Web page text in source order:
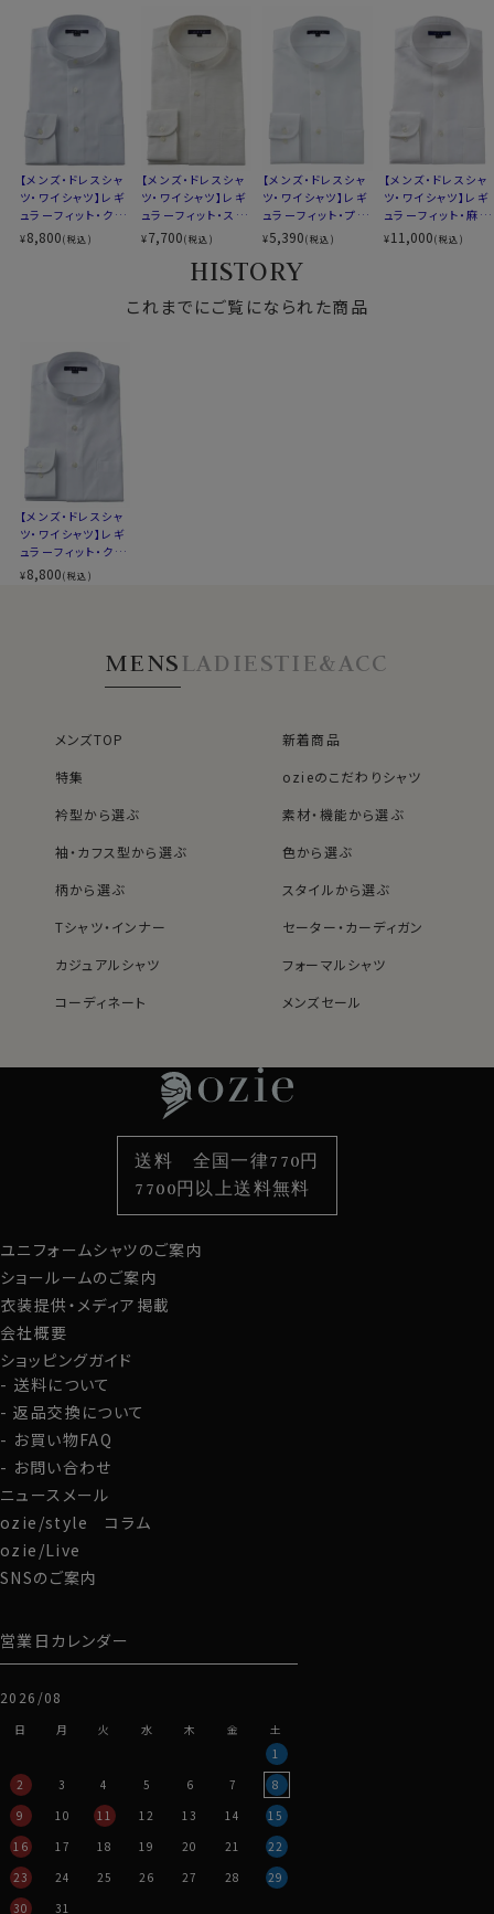
●しわを残しにくくするozieおすすめのお手入れ方法
クールマックス®オールシーズン・ファブリックは、形態安
定性により、日々のお手入れが非常に楽。
方法でお手入れする事で、洗濯後のお手入れが楽になり
・洗濯ネットに入れ、脱水は短めに設定（1分以内を目安
に）。生地への負担が少なく、シワも残りにくくなります。
・洗濯後はできるだけ早めに取り出し、軽くはたいてシワ
・形を整えて干すことで、ほぼノーアイロンでご着用いた
忙しい日常の中でも、「洗って、干して、そのまま着られ
そんな扱いやすさを目指した素材です。
●クールマックス®エコメイド・ファイバー使用
100％再生ペットボトル素材から作られたクールマック
ス®エコメイド・ファイバーを使用。
ドライで快適な着心地を提供するとともに、環境にも配
●素材の違いで選ぶクールマックスシャツ
ポリエステル100％のクールマックス®オールシーズン・
シワになりにくい高い形態安定性と温調の高機能が特長
です。
▼見た目や質感はよりナチュラルに、扱いやすさも欲しい
綿の風合いを活かしつつ、綿100％よりもシワになりにく
綿×ポリエステル混紡・クールマックスはこちら→
折り返しがなく、首に沿って立っている衿型。
立衿ともいいます。
市場で減りつつある衿型で、希少性の高いスタンドカラ
オジエではドレスシャツ用の上質生地を使用し、上品に
仕上げました。
通常のジャケットはもちろんのこと、スタンドカラーやマオ
カラーのジャケットとの相性は抜群。
シャツ1枚にウールパンツやチノパンツ、ジーンズといった
ボトムスと合わせたドレスダウンした組み合わせもおす
すめです。
また昨今人気の高いカジュアルスーツやアクティブスー
ツのインナーにも最適です。
カフス部分はコンバーチブルカフスになっておりますの
で、カフスボタンもご利用いただけます。
S-37～4L-47cm /トールサイズ M-88・L-90cm・全８
スポット商品につき再入荷はございませんのでご了承く
ださい。
前立て
ポケット
ポケットあり
長袖
カフス
ラウンドカット
アジャスタブル
コンバーチブルカフス
衿高
前2.7cm 後3.3cm
サイズG
S-37～4L-47cm
トールサイズ M-88・L-90cm
レギュラーフィット
中国
▼スポット商品につき再入荷はございませんのでご了承
ください
【メンズ・ドレスシャ
ツ・ワイシャツ】レギ
ュラーフィット・クー
ルマックス・オールシ
ーズン・ドライ・形態
¥8,800(税込)
【メンズ・ドレスシャ
ツ・ワイシャツ】レギ
ュラーフィット・スタ
ンドカラー
¥7,700(税込)
【メンズ・ドレスシャ
ツ・ワイシャツ】レギ
ュラーフィット・プレ
ミアムコットン・形態
安定・スタンドカラ
ー・SALE
¥5,390(税込)
【メンズ・ドレスシャ
ツ・ワイシャツ】レギ
ュラーフィット・麻リ
ネン・スタンドカラ
¥11,000(税込)
HISTORY
これまでにご覧になられた商品
【メンズ・ドレスシャ
ツ・ワイシャツ】レギ
ュラーフィット・クー
ルマックス・オールシ
ーズン・ドライ・形態
¥8,800(税込)
MENSLADIESTIE&ACC
メンズTOP
新着商品
特集
ozieのこだわりシャツ
衿型から選ぶ
素材・機能から選ぶ
袖・カフス型から選ぶ
色から選ぶ
柄から選ぶ
スタイルから選ぶ
Tシャツ・インナー
セーター・カーディガン
カジュアルシャツ
フォーマルシャツ
コーディネート
メンズセール
袖・カフス型から選ぶ
色から選ぶ
柄から選ぶ
スタイルから選ぶ
カジュアルシャツ
定番シャツ
カフスボタン
サスペンダー
財布・名刺入れ
バッグ
ストール・マフラー
グローブ
ユニフォームシャツのご案内
ショールームのご案内
衣装提供・メディア掲載
会社概要
ショッピングガイド
送料について
返品交換について
お買い物FAQ
お問い合わせ
ニュースメール
ozie/style コラム
ozie/Live
SNSのご案内
営業日カレンダー
2026/08
日 月 火 水 木 金
土
1
2
3 4 5 6 7
8
9
10 11 12 13 14
15
16
17 18 19 20 21
22
23
24 25 26 27 28
29
30
31
送料 全国一律770円
7700円以上送料無料